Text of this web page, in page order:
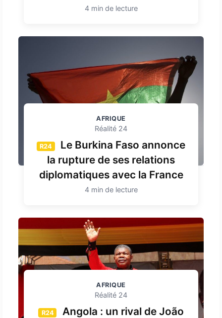
4 min de lecture
AFRIQUE
Réalité 24
R24
Le Burkina Faso annonce
la rupture de ses relations
diplomatiques avec la France
4 min de lecture
AFRIQUE
Réalité 24
R24
Angola : un rival de João